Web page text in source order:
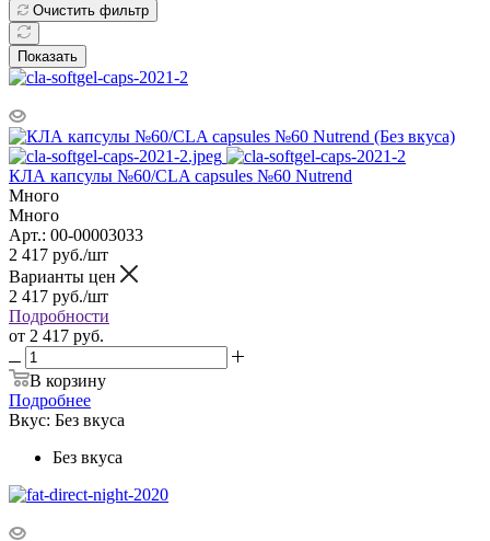
Очистить фильтр
Показать
КЛА капсулы №60/CLA capsules №60 Nutrend
Много
Много
Арт.: 00-00003033
2 417 руб./шт
Варианты цен
2 417 руб./шт
Подробности
от 2 417 руб.
В корзину
Подробнее
Вкус: Без вкуса
Без вкуса